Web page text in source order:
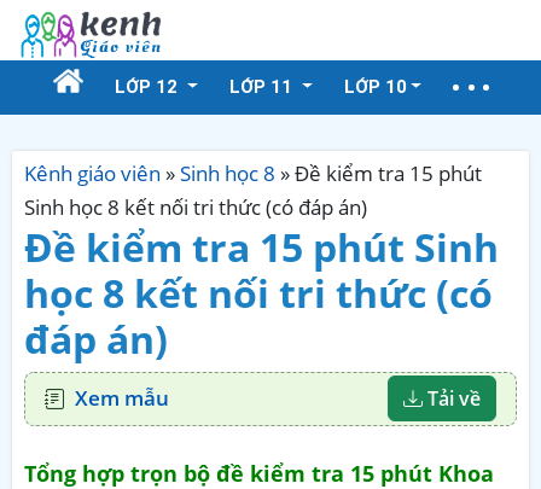
LỚP 12 LỚP 11 LỚP 10
Kênh giáo viên »Sinh học 8 »Đề kiểm tra 15 phút
Sinh học 8 kết nối tri thức (có đáp án)
Đề kiểm tra 15 phút Sinh
học 8 kết nối tri thức (có
đáp án)
Xem mẫu Tải về
Tổng hợp trọn bộ đề kiểm tra 15 phút Khoa